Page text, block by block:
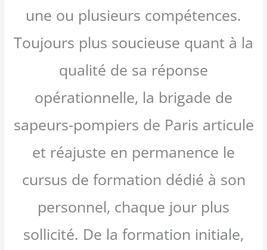
une ou plusieurs compétences.
Toujours plus soucieuse quant à la
qualité de sa réponse
opérationnelle, la brigade de
sapeurs-pompiers de Paris articule
et réajuste en permanence le
cursus de formation dédié à son
personnel, chaque jour plus
sollicité. De la formation initiale,